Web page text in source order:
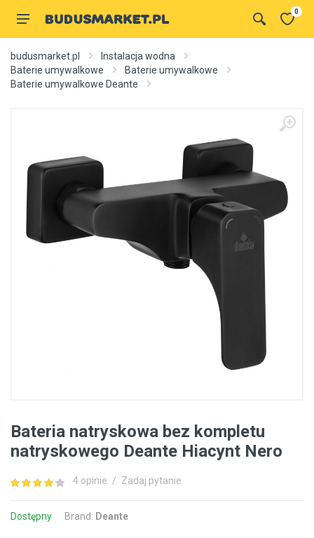
0
budusmarket.pl
Instalacja wodna
Baterie umywalkowe
Baterie umywalkowe
Baterie umywalkowe Deante
Bateria natryskowa bez kompletu
natryskowego Deante Hiacynt Nero
4 opinie / Zadaj pytanie
Dostępny Brand: Deante